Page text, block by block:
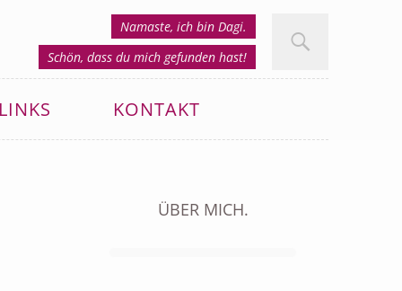
Namaste, ich bin Dagi.
Schön, dass du mich gefunden hast!
LINKS KONTAKT
ÜBER MICH.